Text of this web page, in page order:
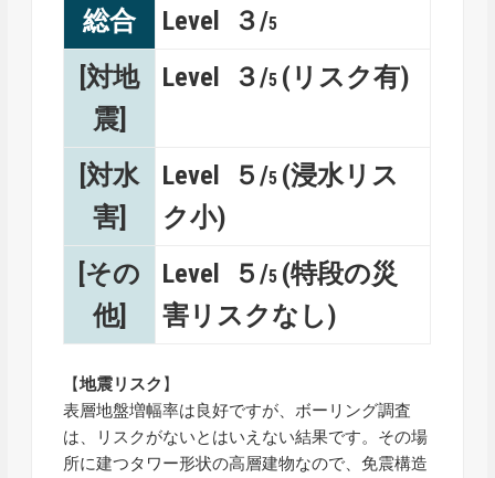
総合 Level ３/5
[対地
震]
Level ３/5 (リスク有)
[対水
害]
Level ５/5 (浸水リス
ク小)
[その
他]
Level ５/5 (特段の災
害リスクなし)
【地震リスク 】
表層地盤増幅率は良好ですが、ボーリング調査
は、リスクがないとはいえない結果です。その場
所に建つタワー形状の高層建物なので、免震構造